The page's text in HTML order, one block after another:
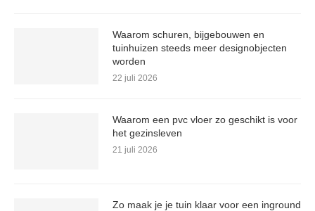
Waarom schuren, bijgebouwen en
tuinhuizen steeds meer designobjecten
worden
22 juli 2026
Waarom een pvc vloer zo geschikt is voor
het gezinsleven
21 juli 2026
Zo maak je je tuin klaar voor een inground